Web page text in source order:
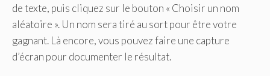
de texte, puis cliquez sur le bouton « Choisir un nom
aléatoire ». Un nom sera tiré au sort pour être votre
gagnant. Là encore, vous pouvez faire une capture
d’écran pour documenter le résultat.